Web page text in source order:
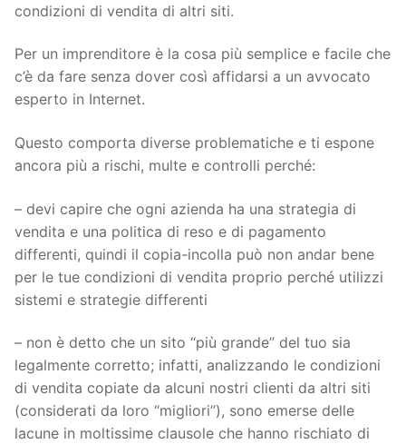
condizioni di vendita di altri siti.
Per un imprenditore è la cosa più semplice e facile che
c’è da fare senza dover così affidarsi a un avvocato
esperto in Internet.
Questo comporta diverse problematiche e ti espone
ancora più a rischi, multe e controlli perché:
– devi capire che ogni azienda ha una strategia di
vendita e una politica di reso e di pagamento
differenti, quindi il copia-incolla può non andar bene
per le tue condizioni di vendita proprio perché utilizzi
sistemi e strategie differenti
– non è detto che un sito “più grande” del tuo sia
legalmente corretto; infatti, analizzando le condizioni
di vendita copiate da alcuni nostri clienti da altri siti
(considerati da loro “migliori”), sono emerse delle
lacune in moltissime clausole che hanno rischiato di